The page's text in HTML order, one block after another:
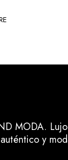
MODA.
y